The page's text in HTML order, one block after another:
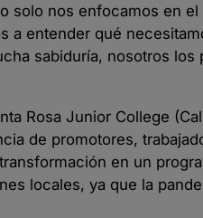
solo nos enfocamos en
a entender qué
sabiduría, nosotros
Rosa Junior College
de promotores,
en un
locales, ya que la